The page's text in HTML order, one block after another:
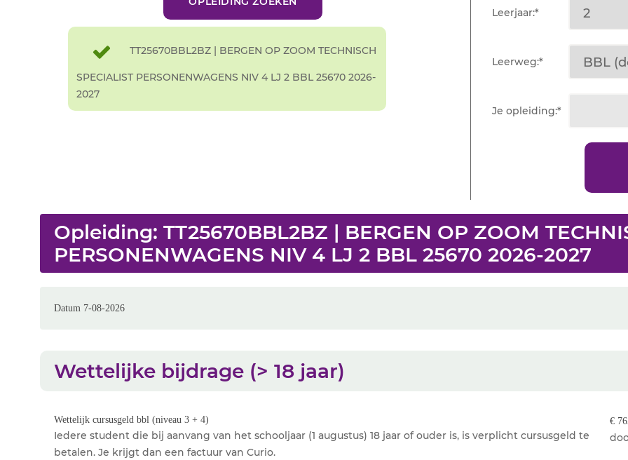
TT25670BBL2BZ | BERGEN OP ZOOM TECHNISCH
SPECIALIST PERSONENWAGENS NIV 4 LJ 2 BBL 25670 2026-
2027
Leerjaar:*
Leerweg:*
Je opleiding:*
Opleiding: TT25670BBL2BZ | BERGEN OP ZOOM
PERSONENWAGENS NIV 4 LJ 2 BBL 25670 2026-2027
Datum 7-08-2026
Wettelijke bijdrage (> 18 jaar)
Wettelijk cursusgeld bbl (niveau 3 + 4)
Iedere student die bij aanvang van het schooljaar (1 augustus) 18 jaar of ouder is, is verplicht cursusgeld te
betalen. Je krijgt dan een factuur van Curio.
€